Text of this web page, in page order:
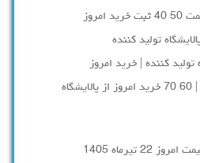
تولید کننده
تولید کننده | خرید امروز
فروش قیر پاسارگاد | 60 70 خرید امروز از پالایشگاه
تیرماه 1405